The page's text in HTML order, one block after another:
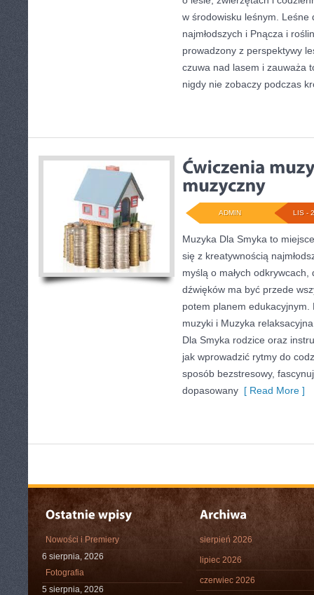
w środowisku leśnym. Leśne
najmłodszych i Pnącza i
prowadzony z perspektywy
czuwa nad lasem i zauważa
nigdy nie zobaczy podczas
LIS -
ADMIN
Muzyka Dla Smyka to
się z kreatywnością
myślą o małych
dźwięków ma być przede
potem planem
muzyki i Muzyka
Dla Smyka rodzice oraz
jak wprowadzić rytmy do
sposób bezstresowy,
dopasowany [ Read More ]
Nowości i Premiery
6 sierpnia, 2026
Fotografia
5 sierpnia, 2026
sierpień 2026
lipiec 2026
czerwiec 2026